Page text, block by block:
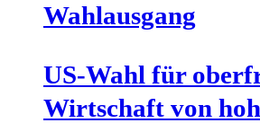
Wahlausgang
US-Wahl für
Wirt­schaft von